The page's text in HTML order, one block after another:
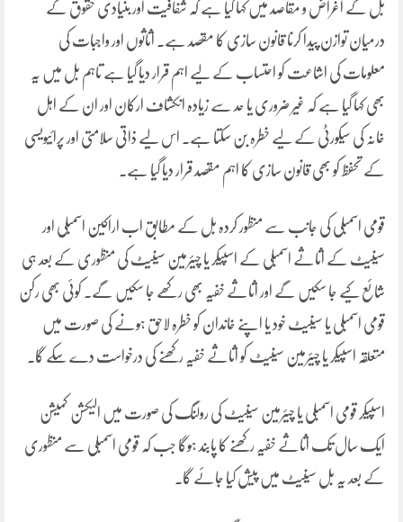
بل کے اغراض و مقاصد میں کہا گیا ہے کہ شفافیت اور بنیادی حقوق کے
درمیان توازن پیدا کرنا قانون سازی کا مقصد ہے۔ اثاثوں اور واجبات کی
معلومات کی اشاعت کو احتساب کے لیے اہم قرار دیا گیا ہے تاہم بل میں یہ
بھی کہا گیا ہے کہ غیر ضروری یا حد سے زیادہ انکشاف ارکان اور ان کے اہل
خانہ کی سیکورٹی کے لیے خطرہ بن سکتا ہے۔ اس لیے ذاتی سلامتی اور پرائیویسی
کے تحفظ کو بھی قانون سازی کا اہم مقصد قرار دیا گیا ہے۔
قومی اسمبلی کی جانب سے منظور کردہ بل کے مطابق اب اراکین اسمبلی اور
سینیٹ کے اثاثے اسمبلی کے اسپیکر یا چیئرمین سینیٹ کی منظوری کے بعد ہی
شائع کیے جا سکیں گے اور اثاثے خفیہ بھی رکھے جا سکیں گے۔ کوئی بھی رکن
قومی اسمبلی یا سینیٹ خود یا اپنے خاندان کو خطرہ لاحق ہونے کی صورت میں
متعلقہ اسپیکر یا چیئرمین سینیٹ کو اثاثے خفیہ رکھنے کی درخواست دے سکے گا۔
اسپیکر قومی اسمبلی یا چیئرمین سینیٹ کی رولنگ کی صورت میں الیکشن کمیشن
ایک سال تک اثاثے خفیہ رکھنے کا پابند ہوگا جب کہ قومی اسمبلی سے منظوری
کے بعد یہ بل سینیٹ میں پیش کیا جائے گا۔